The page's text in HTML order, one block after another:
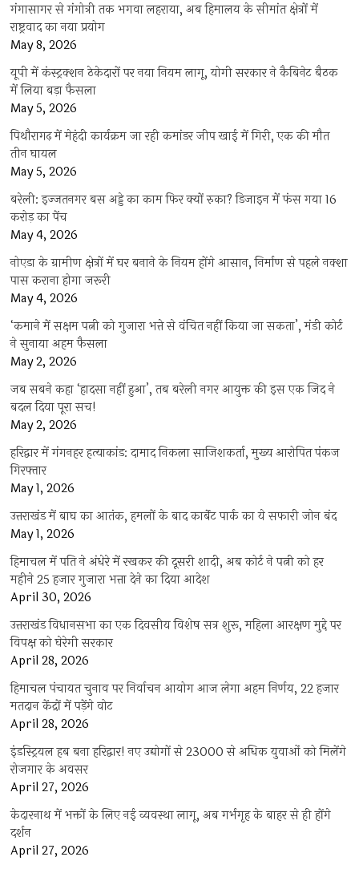
गंगासागर से गंगोत्री तक भगवा लहराया, अब हिमालय के सीमांत क्षेत्रों में
राष्ट्रवाद का नया प्रयोग
May 8, 2026
यूपी में कंस्ट्रक्शन ठेकेदारों पर नया नियम लागू, योगी सरकार ने कैबिनेट बैठक
में लिया बड़ा फैसला
May 5, 2026
पिथौरागढ़ में मेहंदी कार्यक्रम जा रही कमांडर जीप खाई में गिरी, एक की मौत
तीन घायल
May 5, 2026
बरेली: इज्जतनगर बस अड्डे का काम फिर क्यों रुका? डिजाइन में फंस गया 16
करोड़ का पेंच
May 4, 2026
नोएडा के ग्रामीण क्षेत्रों में घर बनाने के नियम होंगे आसान, निर्माण से पहले नक्शा
पास कराना होगा जरूरी
May 4, 2026
‘कमाने में सक्षम पत्नी को गुजारा भत्ते से वंचित नहीं किया जा सकता’, मंडी कोर्ट
ने सुनाया अहम फैसला
May 2, 2026
जब सबने कहा ‘हादसा नहीं हुआ’, तब बरेली नगर आयुक्त की इस एक जिद ने
बदल दिया पूरा सच!
May 2, 2026
हरिद्वार में गंगनहर हत्याकांड: दामाद निकला साजिशकर्ता, मुख्य आरोपित पंकज
गिरफ्तार
May 1, 2026
उत्तराखंड में बाघ का आतंक, हमलों के बाद कार्बेट पार्क का ये सफारी जोन बंद
May 1, 2026
हिमाचल में पति ने अंधेरे में रखकर की दूसरी शादी, अब कोर्ट ने पत्नी को हर
महीने 25 हजार गुजारा भत्ता देने का दिया आदेश
April 30, 2026
उत्तराखंड विधानसभा का एक दिवसीय विशेष सत्र शुरू, महिला आरक्षण मुद्दे पर
विपक्ष को घेरेगी सरकार
April 28, 2026
हिमाचल पंचायत चुनाव पर निर्वाचन आयोग आज लेगा अहम निर्णय, 22 हजार
मतदान केंद्रों में पड़ेंगे वोट
April 28, 2026
इंडस्ट्रियल हब बना हरिद्वार! नए उद्योगों से 23000 से अधिक युवाओं को मिलेंगे
रोजगार के अवसर
April 27, 2026
केदारनाथ में भक्तों के लिए नई व्यवस्था लागू, अब गर्भगृह के बाहर से ही होंगे
दर्शन
April 27, 2026